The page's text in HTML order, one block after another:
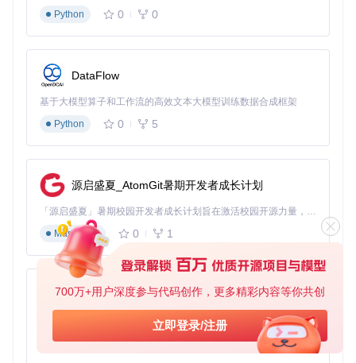
700万+用户深度参与代码创作，更多精彩内容等你共创
立即登录/注册
评估维度
表格识别准
确率
75-8
0%
处理速度
(页/分钟)
0.5-2 15-20
3-5
12种 12种
部署复杂度 高 中 低
内存占用
3-4G
3步完成企业级部署的实战指南
步骤1：环境准备与代码获取
选择合适的部署环境是确保系统稳定运行的基础。根据业务需
Python
0 0
DataFlow
基于大模型算子和工作流的高效文本大模型训练数据合成框架
Python
0 5
源启盛夏_AtomGit暑期开发者成长计划
「源启盛夏」暑期校园开发者成长计划旨在激活校园开源力量，通过积分激励、认证扶持、资源倾斜等形式，引导高校组织和开发者完成「入驻 — 建项目 — 做贡献 — 获认证 — 得资源」的完整闭环。无论你是想带领社团入驻平台的组织者，还是希望用代码贡献证明自己的开发者，都能在这里找到属于你的成长路径。
Markdown
0 1
py-xiaozhi
基于Python的Xiaozhi AI，适用于想要完整Xiaozhi体验而无需拥有专用硬件的用户。
Python
0 1